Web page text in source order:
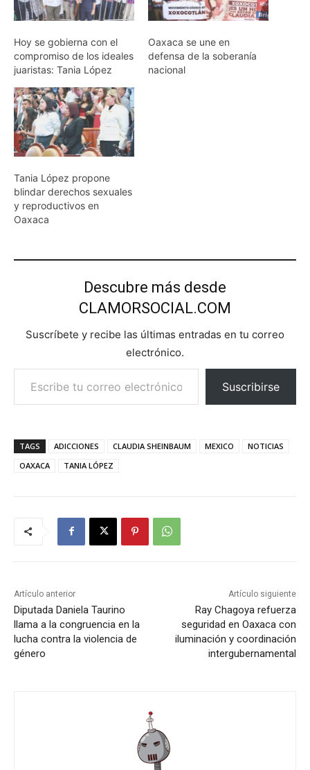
Hoy se gobierna con el
compromiso de los ideales
juaristas: Tania López
Oaxaca se une en
defensa de la soberanía
nacional
Tania López propone
blindar derechos sexuales
y reproductivos en
Oaxaca
Descubre más desde
CLAMORSOCIAL.COM
Suscríbete y recibe las últimas entradas en tu correo
electrónico.
Escribe tu correo electrónico…
Suscribirse
TAGS ADICCIONES CLAUDIA SHEINBAUM MEXICO
NOTICIAS
OAXACA
TANIA LÓPEZ
Artículo anterior
Diputada Daniela Taurino
llama a la congruencia en la
lucha contra la violencia de
género
Artículo siguiente
Ray Chagoya refuerza
seguridad en Oaxaca con
iluminación y coordinación
intergubernamental